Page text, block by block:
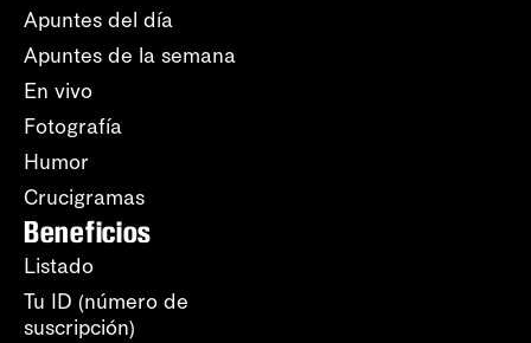
Apuntes del día
Apuntes de la semana
En vivo
Fotografía
Humor
Crucigramas
Beneficios
Listado
Tu ID (número de
suscripción)